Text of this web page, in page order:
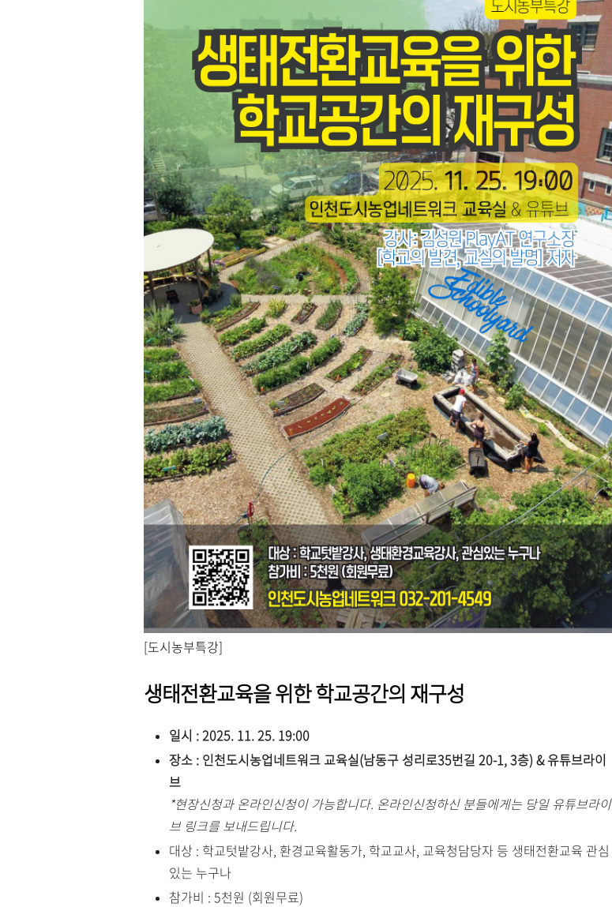
[도시농부특강]
생태전환교육을 위한 학교공간의 재구성
일시 : 2025. 11. 25. 19:00
장소 : 인천도시농업네트워크 교육실(남동구 성리로35번길 20-1, 3층) & 유튜브라이
브
*현장신청과 온라인신청이 가능합니다. 온라인신청하신 분들에게는 당일 유튜브라이
브 링크를 보내드립니다.
대상 : 학교텃밭강사, 환경교육활동가, 학교교사, 교육청담당자 등 생태전환교육 관심
있는 누구나
참가비 : 5천원 (회원무료)